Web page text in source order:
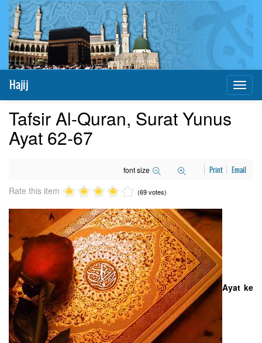
Hajij
Tafsir Al-Quran, Surat Yunus
Ayat 62-67
font size Print Email
Rate this item (69 votes)
Ayat ke